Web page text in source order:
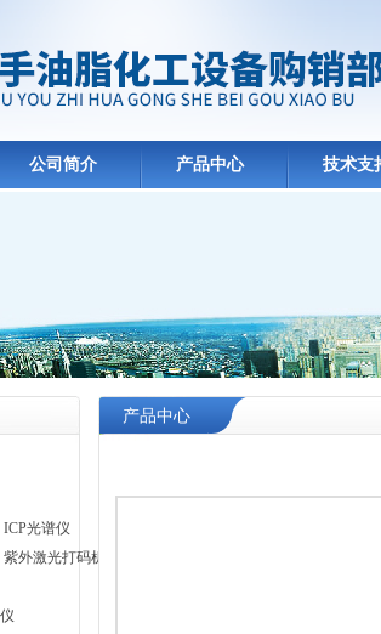
公司简介 产品中心 技术支
光谱仪
外激光打码机、油墨喷码机
产品中心